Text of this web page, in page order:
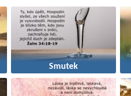
Smutek